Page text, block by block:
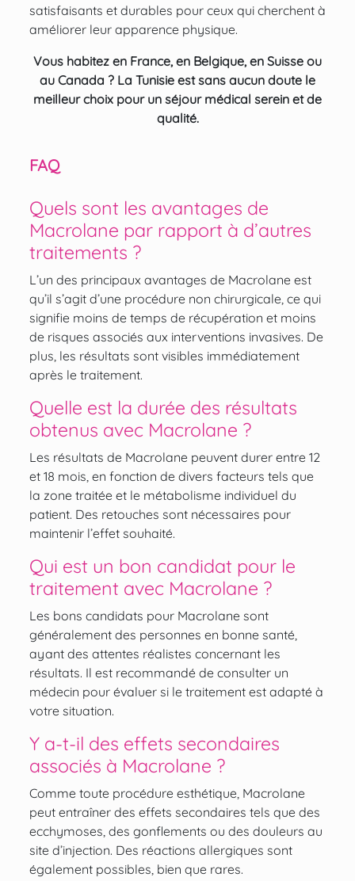
satisfaisants et durables pour ceux qui cherchent à
améliorer leur apparence physique.
Vous habitez en France, en Belgique, en Suisse ou
au Canada ? La Tunisie est sans aucun doute le
meilleur choix pour un séjour médical serein et de
qualité.
FAQ
Quels sont les avantages de
Macrolane par rapport à d’autres
traitements ?
L’un des principaux avantages de Macrolane est
qu’il s’agit d’une procédure non chirurgicale, ce qui
signifie moins de temps de récupération et moins
de risques associés aux interventions invasives. De
plus, les résultats sont visibles immédiatement
après le traitement.
Quelle est la durée des résultats
obtenus avec Macrolane ?
Les résultats de Macrolane peuvent durer entre 12
et 18 mois, en fonction de divers facteurs tels que
la zone traitée et le métabolisme individuel du
patient. Des retouches sont nécessaires pour
maintenir l’effet souhaité.
Qui est un bon candidat pour le
traitement avec Macrolane ?
Les bons candidats pour Macrolane sont
généralement des personnes en bonne santé,
ayant des attentes réalistes concernant les
résultats. Il est recommandé de consulter un
médecin pour évaluer si le traitement est adapté à
votre situation.
Y a-t-il des effets secondaires
associés à Macrolane ?
Comme toute procédure esthétique, Macrolane
peut entraîner des effets secondaires tels que des
ecchymoses, des gonflements ou des douleurs au
site d’injection. Des réactions allergiques sont
également possibles, bien que rares.